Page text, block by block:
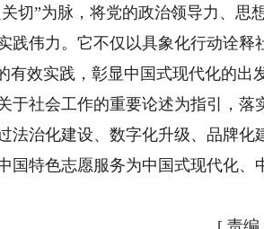
”为脉，将党的政治领导力、思
践伟力。它不仅以具象化行动诠释
有效实践，彰显中国式现代化的出
社会工作的重要论述为指引，落
治化建设、数字化升级、品牌化
国特色志愿服务为中国式现代化、